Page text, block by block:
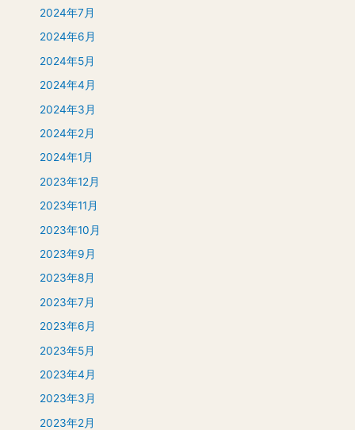
2024年7月
2024年6月
2024年5月
2024年4月
2024年3月
2024年2月
2024年1月
2023年12月
2023年11月
2023年10月
2023年9月
2023年8月
2023年7月
2023年6月
2023年5月
2023年4月
2023年3月
2023年2月